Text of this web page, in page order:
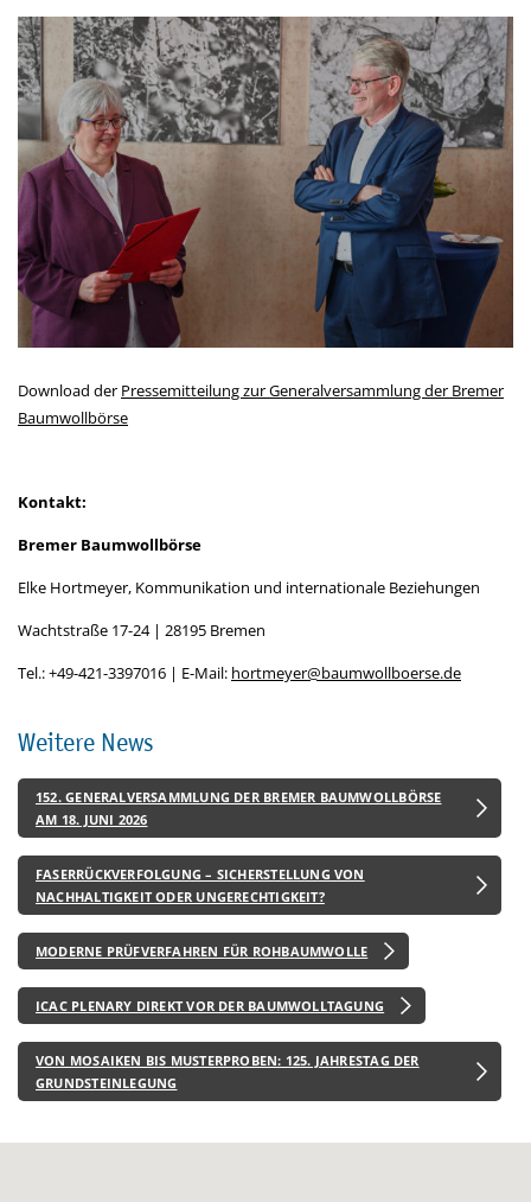
Download der Pressemitteilung zur Generalversammlung der Bremer
Baumwollbörse
Kontakt:
Bremer Baumwollbörse
Elke Hortmeyer, Kommunikation und internationale Beziehungen
Wachtstraße 17-24 | 28195 Bremen
Tel.: +49-421-3397016 | E-Mail: hortmeyer@baumwollboerse.de
Weitere News
152. GENERALVERSAMMLUNG DER BREMER BAUMWOLLBÖRSE
AM 18. JUNI 2026
FASERRÜCKVERFOLGUNG – SICHERSTELLUNG VON
NACHHALTIGKEIT ODER UNGERECHTIGKEIT?
MODERNE PRÜFVERFAHREN FÜR ROHBAUMWOLLE
ICAC PLENARY DIREKT VOR DER BAUMWOLLTAGUNG
VON MOSAIKEN BIS MUSTERPROBEN: 125. JAHRESTAG DER
GRUNDSTEINLEGUNG